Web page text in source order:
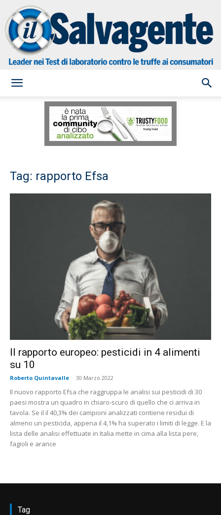
Salvagente
Tag: rapporto Efsa
Il rapporto europeo: pesticidi in 4 alimenti
su 10
Roberto Quintavalle - 30 Marzo 2022
Il nuovo rapporto Efsa che raggruppa le analisi sui pesticidi di 30
paesi mostra un quadro in chiaro-scuro di quello che ci arriva in
tavola. Se il il 40,3% dei campioni analizzati contiene residui di
almeno un pesticida, appena il 4,1% ha superato i limiti di legge. E la
lista delle analisi effettuate in Italia mette in cima alla lista pere,
fagioli e arance
Tag